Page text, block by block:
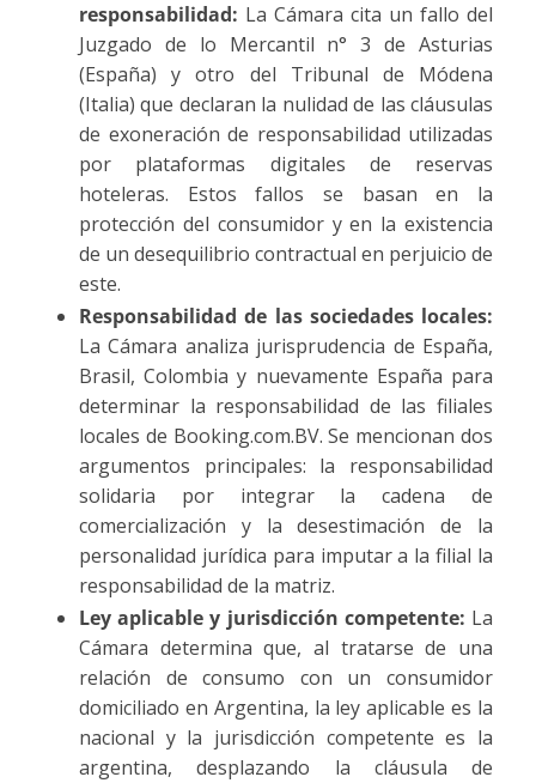
responsabilidad: La Cámara cita un fallo del
Juzgado de lo Mercantil n° 3 de Asturias
(España) y otro del Tribunal de Módena
(Italia) que declaran la nulidad de las cláusulas
de exoneración de responsabilidad utilizadas
por plataformas digitales de reservas
hoteleras. Estos fallos se basan en la
protección del consumidor y en la existencia
de un desequilibrio contractual en perjuicio de
este.
Responsabilidad de las sociedades locales:
La Cámara analiza jurisprudencia de España,
Brasil, Colombia y nuevamente España para
determinar la responsabilidad de las filiales
locales de Booking.com.BV. Se mencionan dos
argumentos principales: la responsabilidad
solidaria por integrar la cadena de
comercialización y la desestimación de la
personalidad jurídica para imputar a la filial la
responsabilidad de la matriz.
Ley aplicable y jurisdicción competente: La
Cámara determina que, al tratarse de una
relación de consumo con un consumidor
domiciliado en Argentina, la ley aplicable es la
nacional y la jurisdicción competente es la
argentina, desplazando la cláusula de